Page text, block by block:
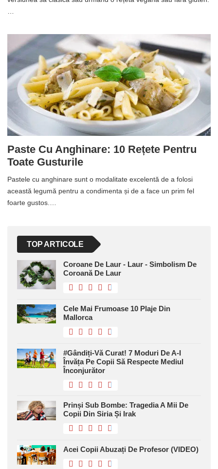
Paste Cu Anghinare: 10 Rețete Pentru
Toate Gusturile
Pastele cu anghinare sunt o modalitate excelentă de a folosi
această legumă pentru a condimenta și de a face un prim fel
foarte gustos.…
TOP ARTICOLE
Coroane De Laur - Laur - Simbolism De
Coroană De Laur
Cele Mai Frumoase 10 Plaje Din
Mallorca
#Gândiți-Vă Curat! 7 Moduri De A-I
Învăța Pe Copii Să Respecte Mediul
Înconjurător
Prinși Sub Bombe: Tragedia A Mii De
Copii Din Siria Și Irak
Acei Copii Abuzați De Profesor (VIDEO)